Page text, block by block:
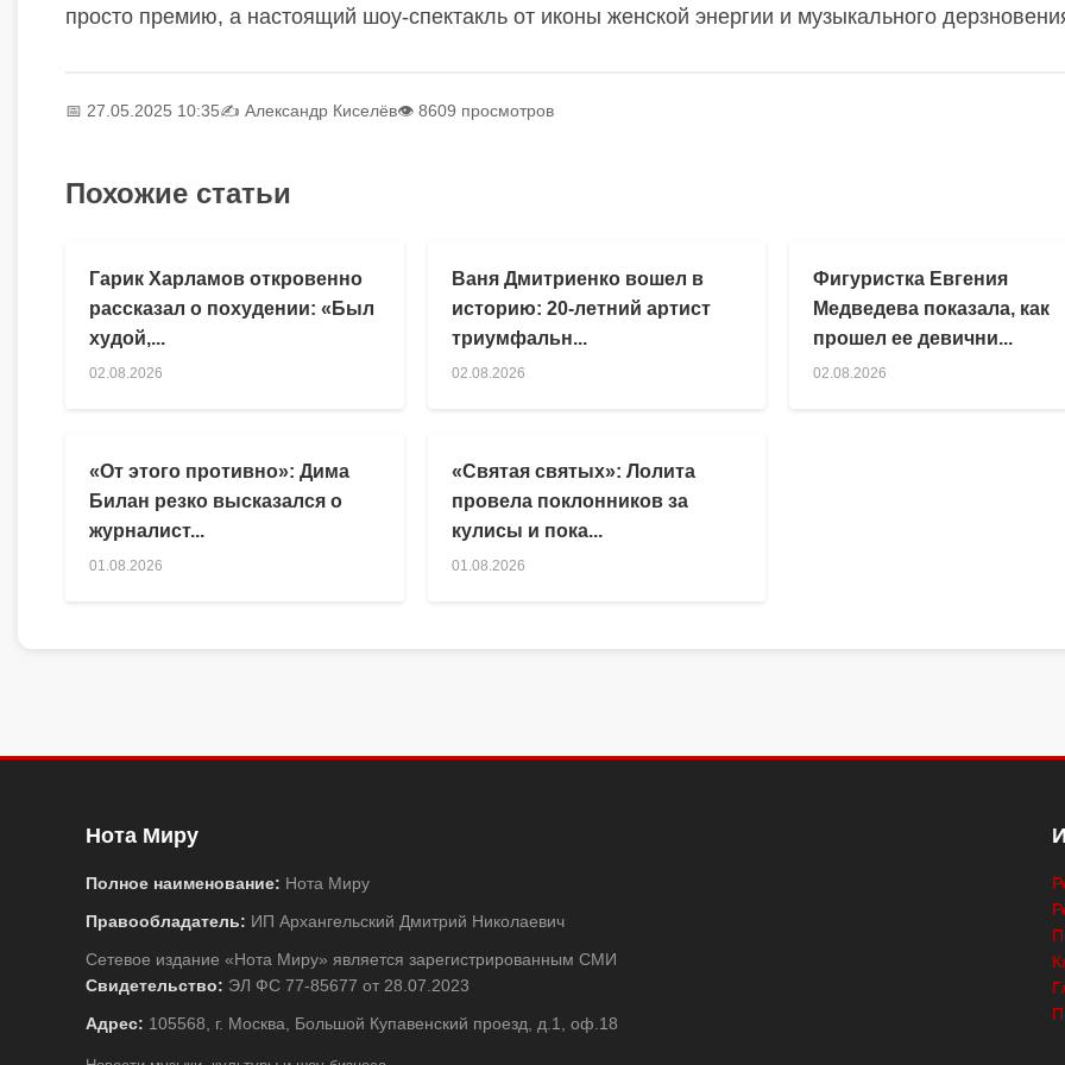
просто премию, а настоящий шоу-спектакль от иконы женской энергии и музыкального
📅 27.05.2025 10:35✍️ Александр Киселёв👁 8609 просмотров
Похожие статьи
Гарик Харламов откровенно
рассказал о похудении: «Был
худой,...
02.08.2026
Ваня Дмитриенко вошел в
историю: 20-летний артист
триумфальн...
02.08.2026
Фигуристка Евгения
Медведева показала, как
прошел ее девични...
02.08.2026
«От этого противно»: Дима
Билан резко высказался о
журналист...
01.08.2026
«Святая святых»: Лолита
провела поклонников за
кулисы и пока...
01.08.2026
Нота Миру
Полное наименование: Нота Миру
Правообладатель: ИП Архангельский Дмитрий Николаевич
Сетевое издание «Нота Миру» является зарегистрированным СМИ
Свидетельство: ЭЛ ФС 77-85677 от 28.07.2023
Адрес: 105568, г. Москва, Большой Купавенский проезд, д.1, оф.18